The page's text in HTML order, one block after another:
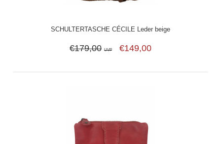
SCHULTERTASCHE CÉCILE Leder beige
€179,00 UVP €149,00